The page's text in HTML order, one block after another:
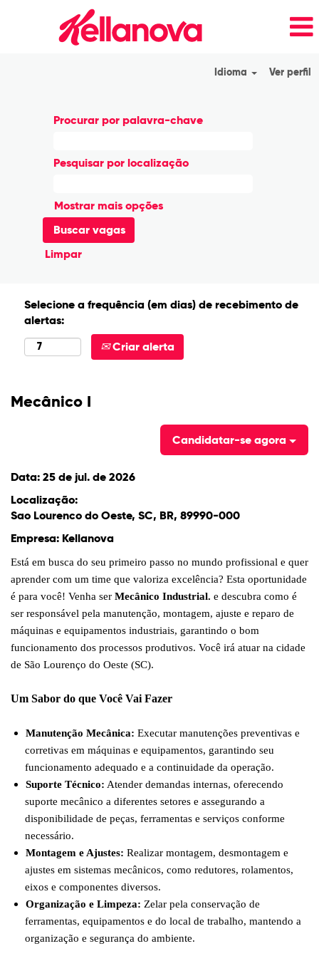
Idioma Ver perfil
Procurar por palavra-chave
Pesquisar por localização
Mostrar mais opções
Limpar
Selecione a frequência (em dias) de recebimento de
alertas:
Criar alerta
Mecânico I
Candidatar-se agora
Data: 25 de jul. de 2026
Localização:
Sao Lourenco do Oeste, SC, BR, 89990-000
Empresa: Kellanova
Está em busca do seu primeiro passo no mundo profissional e quer
aprender com um time que valoriza excelência? Esta oportunidade
é para você! Venha ser Mecânico Industrial. e descubra como é
ser responsável pela manutenção, montagem, ajuste e reparo de
máquinas e equipamentos industriais, garantindo o bom
funcionamento dos processos produtivos. Você irá atuar na cidade
de São Lourenço do Oeste (SC).
Um Sabor do que Você Vai Fazer
Manutenção Mecânica: Executar manutenções preventivas e
corretivas em máquinas e equipamentos, garantindo seu
funcionamento adequado e a continuidade da operação.
Suporte Técnico: Atender demandas internas, oferecendo
suporte mecânico a diferentes setores e assegurando a
disponibilidade de peças, ferramentas e serviços conforme
necessário.
Montagem e Ajustes: Realizar montagem, desmontagem e
ajustes em sistemas mecânicos, como redutores, rolamentos,
eixos e componentes diversos.
Organização e Limpeza: Zelar pela conservação de
ferramentas, equipamentos e do local de trabalho, mantendo a
organização e segurança do ambiente.